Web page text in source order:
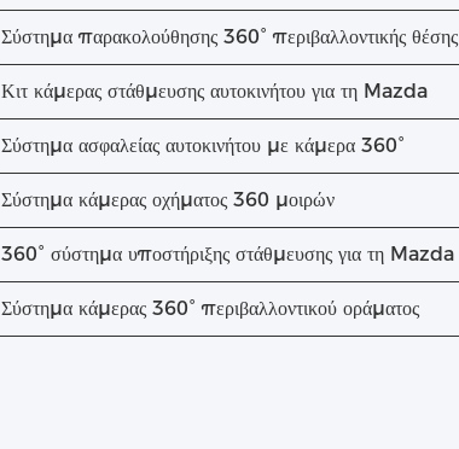
Σύστημα παρακολούθησης 360° περιβαλλοντικής θέσης
Κιτ κάμερας στάθμευσης αυτοκινήτου για τη Mazda
Σύστημα ασφαλείας αυτοκινήτου με κάμερα 360°
Σύστημα κάμερας οχήματος 360 μοιρών
360° σύστημα υποστήριξης στάθμευσης για τη Mazda
Σύστημα κάμερας 360° περιβαλλοντικού οράματος